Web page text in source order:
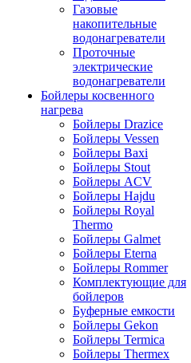
Газовые
накопительные
водонагреватели
Проточные
электрические
водонагреватели
Бойлеры косвенного
нагрева
Бойлеры Drazice
Бойлеры Vessen
Бойлеры Baxi
Бойлеры Stout
Бойлеры ACV
Бойлеры Hajdu
Бойлеры Royal
Thermo
Бойлеры Galmet
Бойлеры Eterna
Бойлеры Rommer
Комплектующие для
бойлеров
Буферные емкости
Бойлеры Gekon
Бойлеры Termica
Бойлеры Thermex